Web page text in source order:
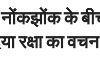
के
रक्षा का वचन